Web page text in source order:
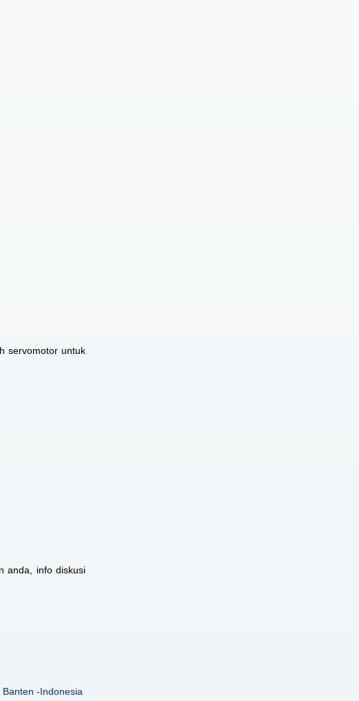
servomotor untuk
anda, info diskusi
-Indonesia